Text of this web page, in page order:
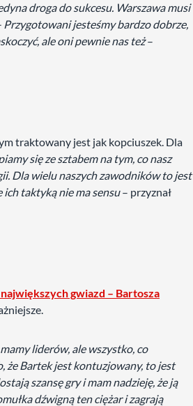
droga do sukcesu. Warszawa musi
Przygotowani jesteśmy bardzo dobrze,
ale oni pewnie nas też–
traktowany jest jak kopciuszek. Dla
się ze sztabem na tym, co nasz
Dla wielu naszych zawodników to jest
ich taktyką nie ma sensu– przyznał
gwiazd – Bartosza
liderów, ale wszystko, co
że Bartek jest kontuzjowany, to jest
szansę gry i mam nadzieję, że ją
dźwigną ten ciężar i zagrają